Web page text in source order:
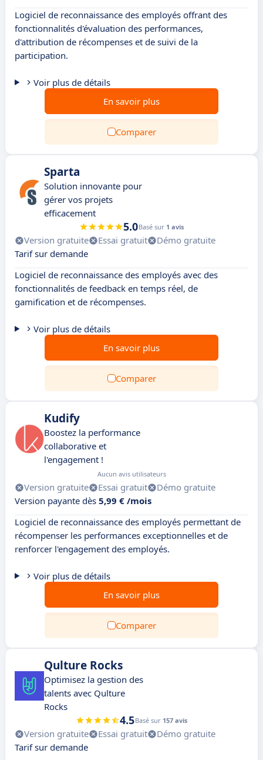
Logiciel de reconnaissance des employés offrant des
fonctionnalités d'évaluation des performances,
d'attribution de récompenses et de suivi de la
participation.
Voir plus de détails
En savoir plus
Comparer
Sparta
Solution innovante pour
gérer vos projets
efficacement
5.0Basé sur 1 avis
Version gratuite Essai gratuit
Démo gratuite
Tarif sur demande
Logiciel de reconnaissance des employés avec des
fonctionnalités de feedback en temps réel, de
gamification et de récompenses.
Voir plus de détails
En savoir plus
Comparer
Kudify
Boostez la performance
collaborative et
l'engagement !
Aucun avis utilisateurs
Version gratuite Essai gratuit
Démo gratuite
Version payante dès 5,99 € /mois
Logiciel de reconnaissance des employés permettant de
récompenser les performances exceptionnelles et de
renforcer l'engagement des employés.
Voir plus de détails
En savoir plus
Comparer
Qulture Rocks
Optimisez la gestion des
talents avec Qulture
Rocks
4.5Basé sur 157 avis
Version gratuite Essai gratuit
Démo gratuite
Tarif sur demande